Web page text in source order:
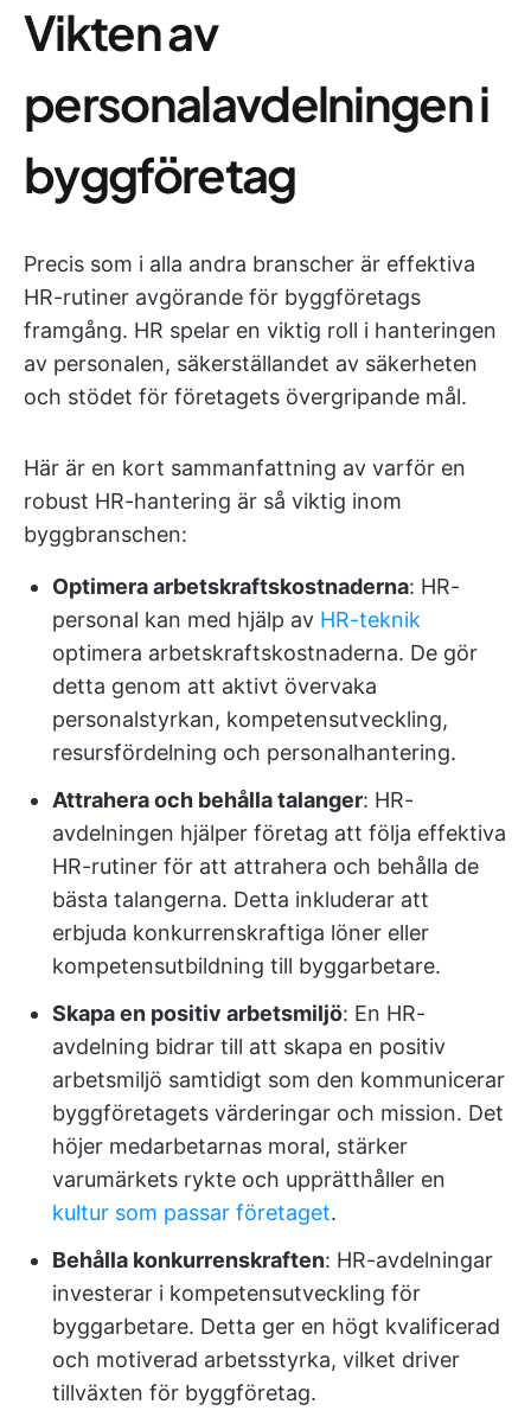
Vikten av
personalavdelningen i
byggföretag
Precis som i alla andra branscher är effektiva
HR-rutiner avgörande för byggföretags
framgång. HR spelar en viktig roll i hanteringen
av personalen, säkerställandet av säkerheten
och stödet för företagets övergripande mål.
Här är en kort sammanfattning av varför en
robust HR-hantering är så viktig inom
byggbranschen:
Optimera arbetskraftskostnaderna: HR-
personal kan med hjälp av HR-teknik
optimera arbetskraftskostnaderna. De gör
detta genom att aktivt övervaka
personalstyrkan, kompetensutveckling,
resursfördelning och personalhantering.
Attrahera och behålla talanger: HR-
avdelningen hjälper företag att följa effektiva
HR-rutiner för att attrahera och behålla de
bästa talangerna. Detta inkluderar att
erbjuda konkurrenskraftiga löner eller
kompetensutbildning till byggarbetare.
Skapa en positiv arbetsmiljö: En HR-
avdelning bidrar till att skapa en positiv
arbetsmiljö samtidigt som den kommunicerar
byggföretagets värderingar och mission. Det
höjer medarbetarnas moral, stärker
varumärkets rykte och upprätthåller en
kultur som passar företaget.
Behålla konkurrenskraften: HR-avdelningar
investerar i kompetensutveckling för
byggarbetare. Detta ger en högt kvalificerad
och motiverad arbetsstyrka, vilket driver
tillväxten för byggföretag.